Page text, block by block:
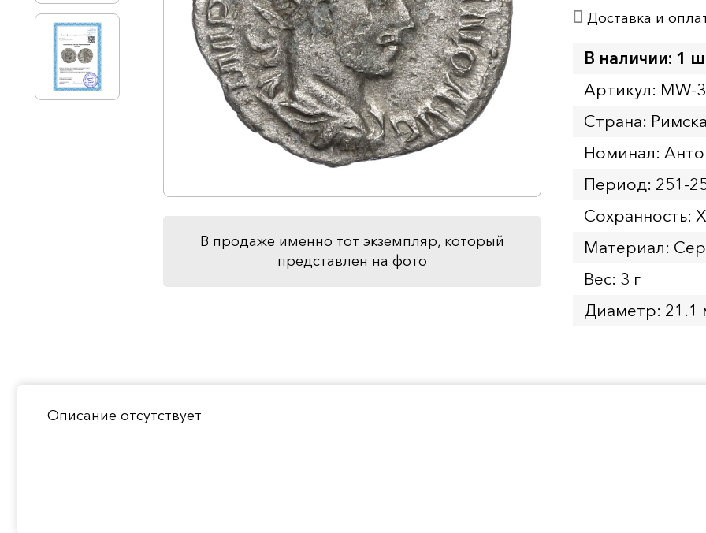
В продаже именно тот экземпляр, который
представлен на фото
Доставка и
В наличии: 1
Артикул: MW-
Страна:
Номинал:
Период: 251-
Сохранность:
Материал:
Вес: 3 г
Диаметр: 21.1
Описание отсутствует